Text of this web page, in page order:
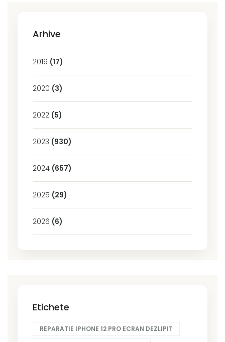
Arhive
2019 (17)
2020 (3)
2022 (5)
2023 (930)
2024 (657)
2025 (29)
2026 (6)
Etichete
REPARATIE IPHONE 12 PRO ECRAN DEZLIPIT